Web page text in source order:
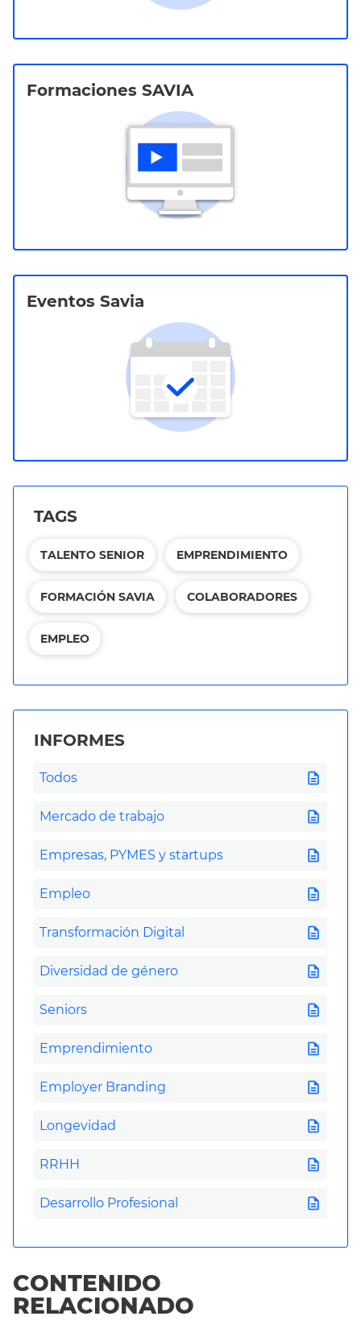
Formaciones SAVIA
Eventos Savia
TAGS
TALENTO SENIOR EMPRENDIMIENTO
FORMACIÓN SAVIA COLABORADORES
EMPLEO
INFORMES
Todos description
Mercado de trabajo description
Empresas, PYMES y startups description
Empleo description
Transformación Digital description
Diversidad de género description
Seniors description
Emprendimiento description
Employer Branding description
Longevidad description
RRHH description
Desarrollo Profesional description
CONTENIDO
RELACIONADO